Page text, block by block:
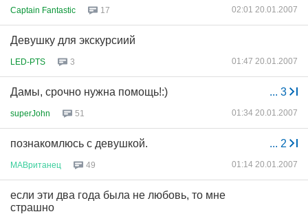
Captain Fantastic 17 02:01 20.01.2007
Девушку для экскурсиий
LED-PTS 3 01:47 20.01.2007
... 3
Дамы, срочно нужна помощь!:)
superJohn 51 01:34 20.01.2007
... 2
познакомлюсь с девушкой.
МАВританец 49 01:14 20.01.2007
если эти два года была не любовь, то мне
страшно